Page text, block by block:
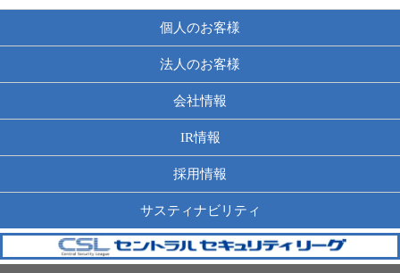
個人のお客様
法人のお客様
会社情報
IR情報
採用情報
サスティナビリティ